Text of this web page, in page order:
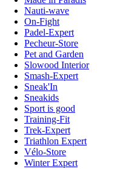
Nauti-wave
On-Fight
Padel-Expert
Pecheur-Store
Pet and Garden
Slowood Interior
Smash-Expert
Sneak'In
Sneakids
Sport is good
Training-Fit
Trek-Expert
Triathlon Expert
Vélo-Store
Winter Expert